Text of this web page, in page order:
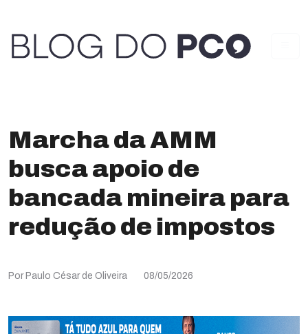
Marcha da AMM
busca apoio de
bancada mineira para
redução de impostos
Por Paulo César de Oliveira 08/05/2026